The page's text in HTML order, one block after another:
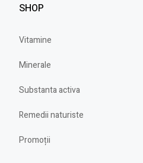
SHOP
Vitamine
Minerale
Substanta activa
Remedii naturiste
Promoții